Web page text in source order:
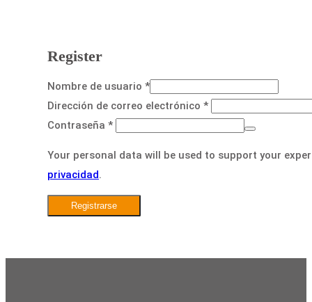
Register
Nombre de usuario *
Dirección de correo electrónico *
Contraseña *
Your personal data will be used to support your
privacidad.
Registrarse